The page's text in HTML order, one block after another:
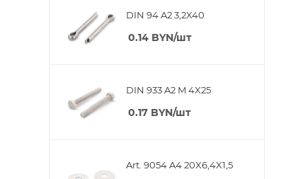
DIN 94 A2 3,2X40
0.14 BYN/шт
DIN 933 A2 M 4X25
0.17 BYN/шт
Art. 9054 A4 20X6,4X1,5